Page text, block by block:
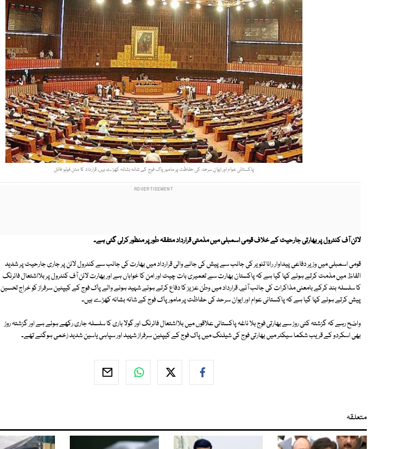
پاکستانی عوام اور ایوان سرحد کی حفاظت پر مامور پاک فوج کے شانہ بشانہ کھڑے ہیں، قرارداد کا متن فوٹو: فائل
لائن آف کنٹرول پر بھارتی جارحیت کے خلاف قومی اسمبلی میں مذمتی قراردادمتفقہ طور پرمنظور کرلی گئی ہے۔
قومی اسمبلی میں وزیر دفاعی پیداوار رانا تنویر کی جانب سے پیش کی جانے والی قرارداد میں بھارت کی جانب سے کنٹرول لائن پر جاری جارحیت پر شدید
الفاظ میں مذمت کرتے ہوئے کہا گیا ہے کہ پاکستان بھارت سے تعمیری بات چیت اور امن کا خواہاں ہے اور بھارت لائن آف کنٹرول پر بلااشتعال فائرنگ
کا سلسلہ بند کرکے بامعنی مذاکرات کی جانب آئے، قرارداد میں وطن عزیز کا دفاع کرتے ہوئے شہید ہونے والے پاک فوج کے کیپٹین سرفراز کو خراج تحسین
پیش کرتے ہوئے کہا گیا ہے کہ پاکستانی عوام اور ایوان سرحد کی حفاظت پر مامور پاک فوج کے شانہ بشانہ کھڑے ہیں۔
واضح رہے کہ گزشتہ کئی روز سے بھارتی فوج بلا ناغہ پاکستانی علاقوں میں بلااشتعال فائرنگ اور گولا باری کا سلسلہ جاری رکھے ہوئے ہے اور گزشتہ روز
بھی اسکردو کے قریب شکما سیکٹر میں بھارتی فوج کی شیلنگ میں پاک فوج کے کیپٹین سرفراز شہید اور سپاہی یاسین شدید زخمی ہوگئے تھے۔
متعلقہ